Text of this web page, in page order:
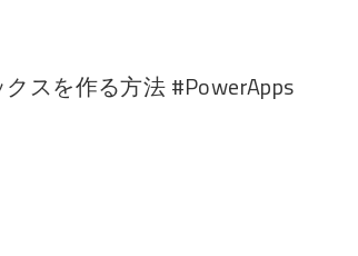
スを作る方法 #PowerApps